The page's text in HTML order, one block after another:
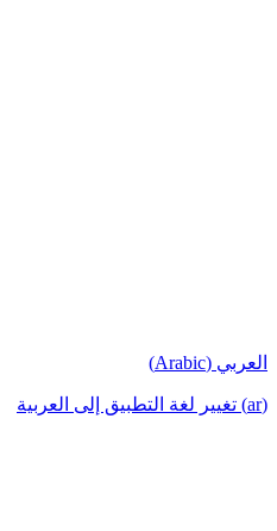
العربي (Arabic)
(ar) تغيير لغة التطبيق إلى العربية